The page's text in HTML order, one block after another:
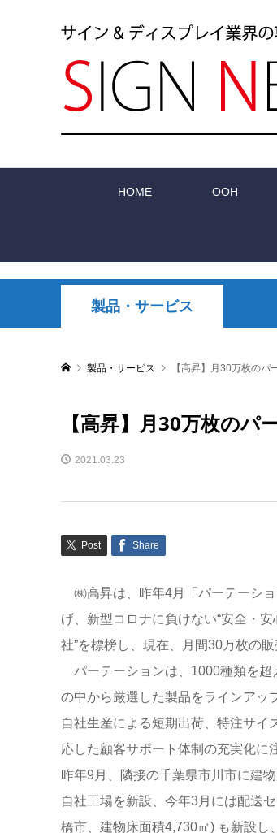
HOME OOH
製品・サービス
製品・サービス 【高昇】月30万枚のパ
【高昇】月30万枚のパ
2021.03.23
Post Share
㈱高昇は、昨年4月「パーテーシ
げ、新型コロナに負けない“安全・
社”を標榜し、現在、月間30万枚の販
パーテーションは、1000種類を超
の中から厳選した製品をラインアッ
自社生産による短期出荷、特注サイ
応した顧客サポート体制の充実化に
昨年9月、隣接の千葉県市川市に建
自社工場を新設、今年3月には配送
橋市、建物床面積4,730㎡) も新設し